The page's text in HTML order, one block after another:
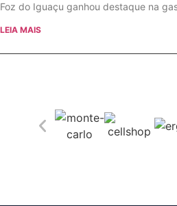
Foz do Iguaçu ganhou destaque na
LEIA MAIS